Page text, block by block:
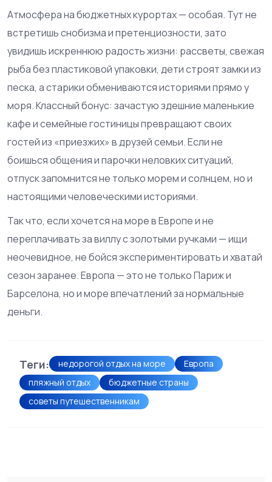
Атмосфера на бюджетных курортах — особая. Тут не
встретишь снобизма и претенциозности, зато
увидишь искреннюю радость жизни: рассветы, свежая
рыба без пластиковой упаковки, дети строят замки из
песка, а старики обмениваются историями прямо у
моря. Классный бонус: зачастую здешние маленькие
кафе и семейные гостиницы превращают своих
гостей из «приезжих» в друзей семьи. Если не
боишься общения и парочки неловких ситуаций,
отпуск запомнится не только морем и солнцем, но и
настоящими человеческими историями.
Так что, если хочется на море в Европе и не
переплачивать за виллу с золотыми ручками — ищи
неочевидное, не бойся экспериментировать и хватай
сезон заранее. Европа — это не только Париж и
Барселона, но и море впечатлений за нормальные
деньги.
Теги: недорогой отдых на море
Европа
пляжный отдых
бюджетные страны
советы путешественникам